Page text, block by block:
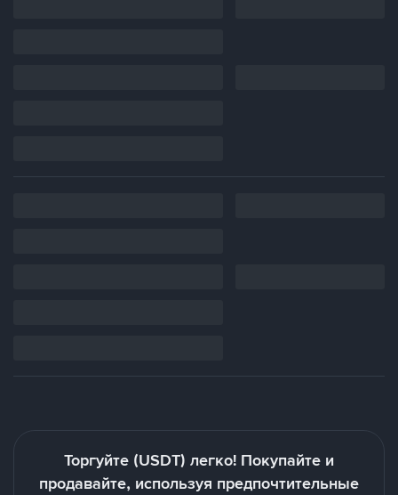
Торгуйте (USDT) легко! Покупайте и
продавайте, используя предпочтительные